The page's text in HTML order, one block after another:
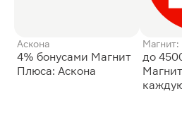
Аскона
4% бонусами Магнит
Плюса: Аскона
Магнит:
до